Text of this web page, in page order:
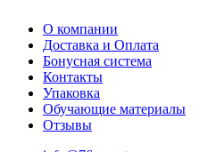
О компании
Доставка и Оплата
Бонусная система
Контакты
Упаковка
Обучающие материалы
Отзывы